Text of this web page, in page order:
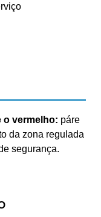
o vermelho: páre
da zona regulada
segurança.